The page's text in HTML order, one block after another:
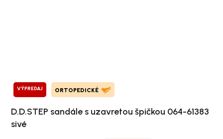
VÝPREDAJ ORTOPEDICKÉ
D.D.STEP sandále s uzavretou špičkou 064-61383
sivé